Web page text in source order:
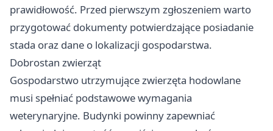
prawidłowość. Przed pierwszym zgłoszeniem warto
przygotować dokumenty potwierdzające posiadanie
stada oraz dane o lokalizacji gospodarstwa.
Dobrostan zwierząt
Gospodarstwo utrzymujące zwierzęta hodowlane
musi spełniać podstawowe wymagania
weterynaryjne. Budynki powinny zapewniać